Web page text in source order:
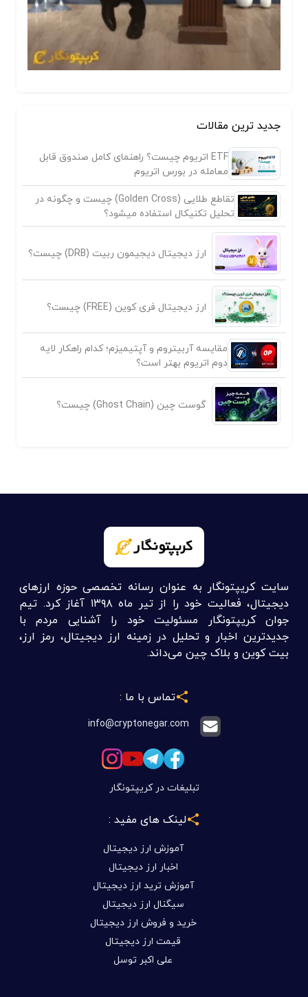
جدید ترین مقالات
ETF اتریوم چیست؟ راهنمای کامل صندوق قابل
معامله در بورس اتریوم
تقاطع طلایی (Golden Cross) چیست و چگونه در
تحلیل تکنیکال استفاده میشود؟
ارز دیجیتال دیجیمون ربیت (DRB) چیست؟
ارز دیجیتال فری کوین (FREE) چیست؟
مقایسه آربیتروم و آپتیمیزم؛ کدام راهکار لایه
دوم اتریوم بهتر است؟
گوست چین (Ghost Chain) چیست؟
سایت کریپتونگار به عنوان رسانه تخصصی حوزه ارزهای
دیجیتال، فعالیت خود را از تیر ماه ۱۳۹۸ آغاز کرد. تیم
جوان کریپتونگار مسئولیت خود را آشنایی مردم با
جدیدترین اخبار و تحلیل در زمینه ارز دیجیتال، رمز ارز،
بیت کوین و بلاک چین می‌داند.
تماس با ما :
info@cryptonegar.com
تبلیغات در کریپتونگار
لینک های مفید :
آموزش ارز دیجیتال
اخبار ارز دیجیتال
آموزش ترید ارز دیجیتال
سیگنال ارز دیجیتال
خرید و فروش ارز دیجیتال
قیمت ارز دیجیتال
علی اکبر توسل